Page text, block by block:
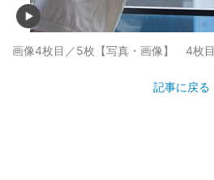
画像4枚目／5枚 【写真・画像】 4枚目
記事に戻る